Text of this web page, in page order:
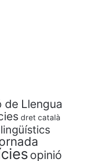
de Llengua
dret català
opinió